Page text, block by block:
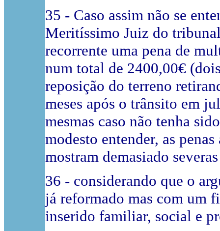
35 - Caso assim não se
Meritíssimo Juiz do
recorrente uma pena de
num total de 2400,00€
reposição do terreno
meses após o trânsito em
mesmas caso não tenha
modesto entender, as
mostram demasiado
36 - considerando que o
já reformado mas com um
inserido familiar, social e